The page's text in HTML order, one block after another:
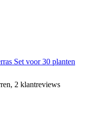
Set voor 30 planten
2 klantreviews